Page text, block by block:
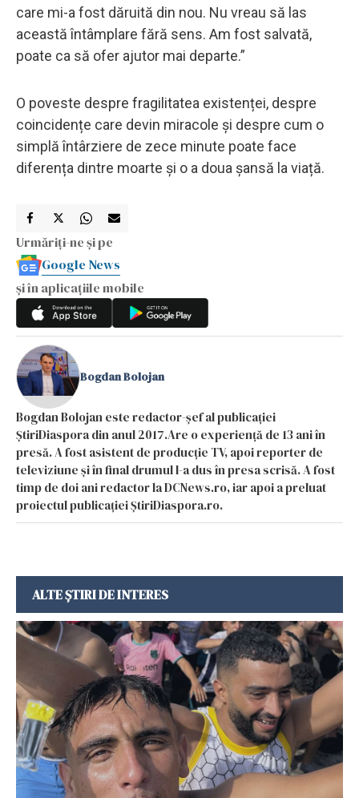
care mi-a fost dăruită din nou. Nu vreau să las
această întâmplare fără sens. Am fost salvată,
poate ca să ofer ajutor mai departe.”
O poveste despre fragilitatea existenței, despre
coincidențe care devin miracole și despre cum o
simplă întârziere de zece minute poate face
diferența dintre moarte și o a doua șansă la viață.
Urmăriți-ne și pe
Google News
și în aplicațiile mobile
Bogdan Bolojan
Bogdan Bolojan este redactor-șef al publicației
ȘtiriDiaspora din anul 2017.Are o experiență de 13 ani în
presă. A fost asistent de producție TV, apoi reporter de
televiziune și în final drumul l-a dus în presa scrisă. A fost
timp de doi ani redactor la DCNews.ro, iar apoi a preluat
proiectul publicației ȘtiriDiaspora.ro.
ALTE ȘTIRI DE INTERES